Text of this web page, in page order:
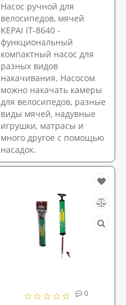
Насос ручной для
велосипедов, мячей
KEPAI IT-8640 -
функциональный
компактный насос для
разных видов
накачивания. Насосом
можно накачать камеры
для велосипедов, разные
виды мячей, надувные
игрушки, матрасы и
много другое с помощью
насадок.
0